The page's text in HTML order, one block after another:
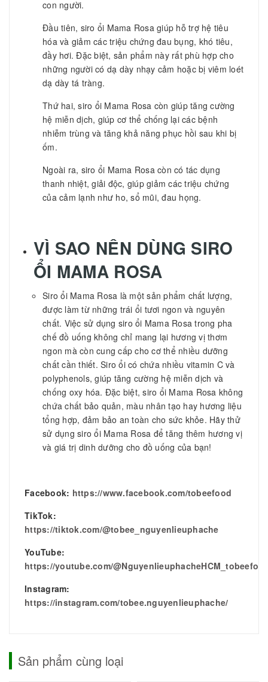
con người.
Đầu tiên, siro ổi Mama Rosa giúp hỗ trợ hệ tiêu
hóa và giảm các triệu chứng đau bụng, khó tiêu,
đầy hơi. Đặc biệt, sản phẩm này rất phù hợp cho
những người có dạ dày nhạy cảm hoặc bị viêm loét
dạ dày tá tràng.
Thứ hai, siro ổi Mama Rosa còn giúp tăng cường
hệ miễn dịch, giúp cơ thể chống lại các bệnh
nhiễm trùng và tăng khả năng phục hồi sau khi bị
ốm.
Ngoài ra, siro ổi Mama Rosa còn có tác dụng
thanh nhiệt, giải độc, giúp giảm các triệu chứng
của cảm lạnh như ho, sổ mũi, đau họng.
VÌ SAO NÊN DÙNG SIRO
ỔI MAMA ROSA
Siro ổi Mama Rosa là một sản phẩm chất lượng,
được làm từ những trái ổi tươi ngon và nguyên
chất. Việc sử dụng siro ổi Mama Rosa trong pha
chế đồ uống không chỉ mang lại hương vị thơm
ngon mà còn cung cấp cho cơ thể nhiều dưỡng
chất cần thiết. Siro ổi có chứa nhiều vitamin C và
polyphenols, giúp tăng cường hệ miễn dịch và
chống oxy hóa. Đặc biệt, siro ổi Mama Rosa không
chứa chất bảo quản, màu nhân tạo hay hương liệu
tổng hợp, đảm bảo an toàn cho sức khỏe. Hãy thử
sử dụng siro ổi Mama Rosa để tăng thêm hương vị
và giá trị dinh dưỡng cho đồ uống của bạn!
Facebook: https://www.facebook.com/tobeefood
TikTok:
https://tiktok.com/@tobee_nguyenlieuphache
YouTube:
https://youtube.com/
Instagram:
https://instagram.com/tobee.nguyenlieuphache/
Sản phẩm cùng loại